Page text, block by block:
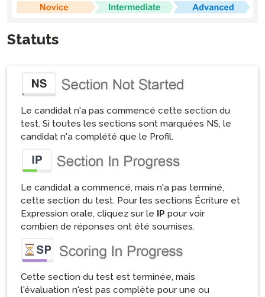
Statuts
Le candidat n'a pas commencé cette section du
test. Si toutes les sections sont marquées NS, le
candidat n'a complété que le Profil.
Le candidat a commencé, mais n'a pas terminé,
cette section du test. Pour les sections Écriture et
Expression orale, cliquez sur le IP pour voir
combien de réponses ont été soumises.
Cette section du test est terminée, mais
l'évaluation n'est pas complète pour une ou